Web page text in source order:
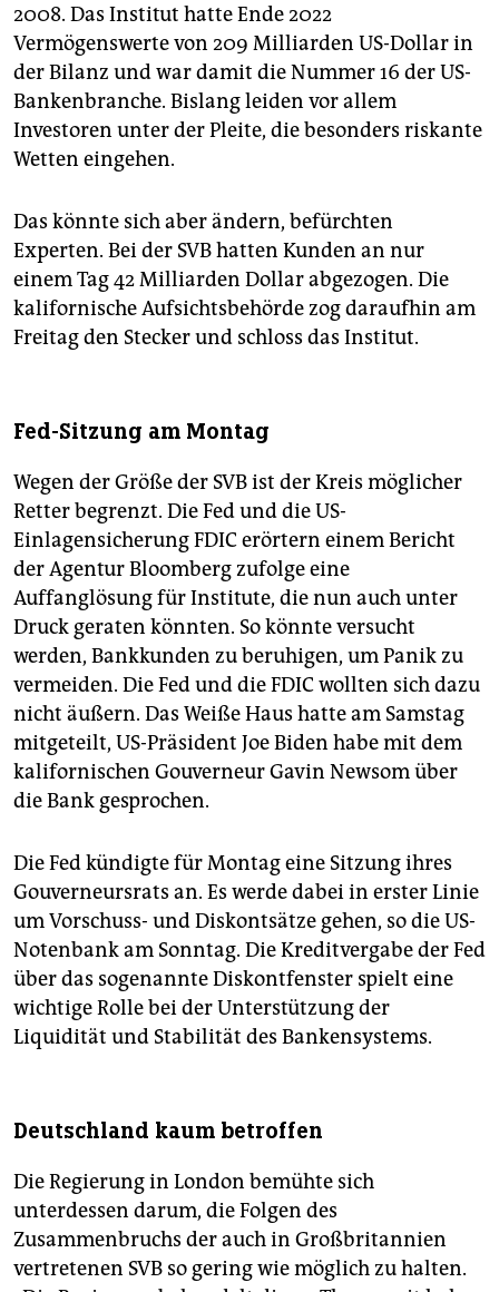
2008. Das Institut hatte Ende 2022
Vermögenswerte von 209 Milliarden US-Dollar in
der Bilanz und war damit die Nummer 16 der US-
Bankenbranche. Bislang leiden vor allem
Investoren unter der Pleite, die besonders riskante
Wetten eingehen.
Das könnte sich aber ändern, befürchten
Experten. Bei der SVB hatten Kunden an nur
einem Tag 42 Milliarden Dollar abgezogen. Die
kalifornische Aufsichtsbehörde zog daraufhin am
Freitag den Stecker und schloss das Institut.
Fed-Sitzung am Montag
Wegen der Größe der SVB ist der Kreis möglicher
Retter begrenzt. Die Fed und die US-
Einlagensicherung FDIC erörtern einem Bericht
der Agentur Bloomberg zufolge eine
Auffanglösung für Institute, die nun auch unter
Druck geraten könnten. So könnte versucht
werden, Bankkunden zu beruhigen, um Panik zu
vermeiden. Die Fed und die FDIC wollten sich dazu
nicht äußern. Das Weiße Haus hatte am Samstag
mitgeteilt, US-Präsident Joe Biden habe mit dem
kalifornischen Gouverneur Gavin Newsom über
die Bank gesprochen.
Die Fed kündigte für Montag eine Sitzung ihres
Gouverneursrats an. Es werde dabei in erster Linie
um Vorschuss- und Diskontsätze gehen, so die US-
Notenbank am Sonntag. Die Kreditvergabe der Fed
über das sogenannte Diskontfenster spielt eine
wichtige Rolle bei der Unterstützung der
Liquidität und Stabilität des Bankensystems.
Deutschland kaum betroffen
Die Regierung in London bemühte sich
unterdessen darum, die Folgen des
Zusammenbruchs der auch in Großbritannien
vertretenen SVB so gering wie möglich zu halten.